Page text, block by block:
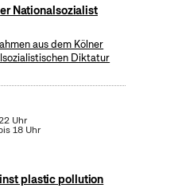
Nationalsozialist
aus dem Kölner
Diktatur
Uhr
18 Uhr
plastic pollution